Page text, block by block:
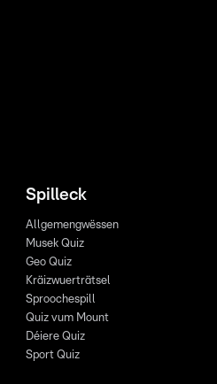
Spilleck
Allgemengwëssen
Musek Quiz
Geo Quiz
Kräizwuerträtsel
Sproochespill
Quiz vum Mount
Déiere Quiz
Sport Quiz